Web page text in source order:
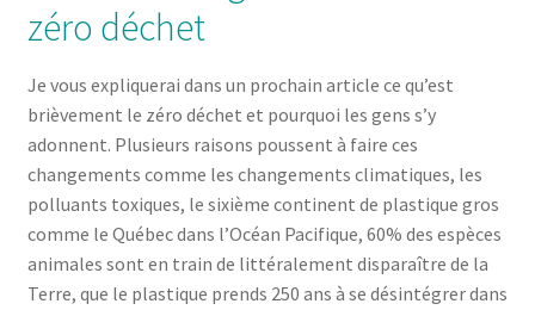
zéro déchet
Je vous expliquerai dans un prochain article ce qu’est
brièvement le zéro déchet et pourquoi les gens s’y
adonnent. Plusieurs raisons poussent à faire ces
changements comme les changements climatiques, les
polluants toxiques, le sixième continent de plastique gros
comme le Québec dans l’Océan Pacifique, 60% des espèces
animales sont en train de littéralement disparaître de la
Terre, que le plastique prends 250 ans à se désintégrer dans